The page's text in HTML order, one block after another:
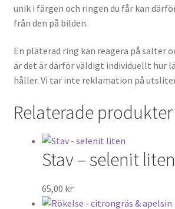
unik i färgen och ringen du får kan
från den på bilden.
En pläterad ring kan reagera på salter
är det är därför väldigt individuellt hur
håller. Vi tar inte reklamation på
Relaterade produkter
Stav – selenit liten
65,00 kr